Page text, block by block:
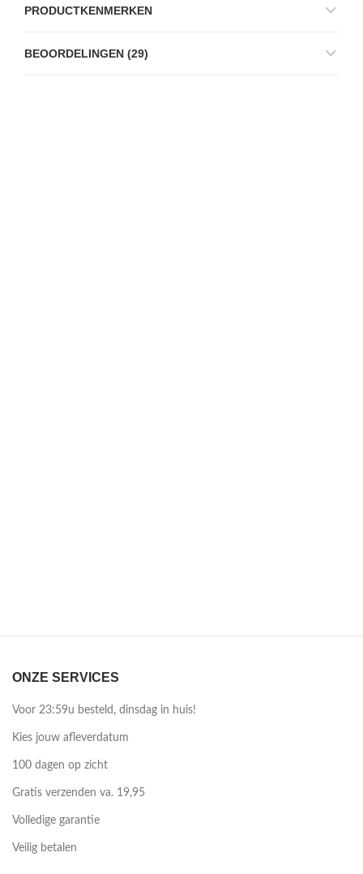
PRODUCTKENMERKEN
BEOORDELINGEN (29)
ONZE SERVICES
Voor 23:59u besteld, dinsdag in huis!
Kies jouw afleverdatum
100 dagen op zicht
Gratis verzenden va. 19,95
Volledige garantie
Veilig betalen